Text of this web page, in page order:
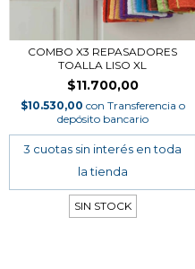
COMBO X3 REPASADORES
TOALLA LISO XL
$11.700,00
$10.530,00 con Transferencia o
depósito bancario
SIN STOCK